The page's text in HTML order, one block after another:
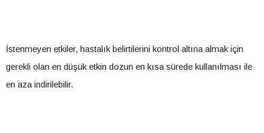
İstenmeyen etkiler, hastalık belirtilerini kontrol altına almak için
gerekli olan en düşük etkin dozun en kısa sürede kullanılması ile
en aza indirilebilir.